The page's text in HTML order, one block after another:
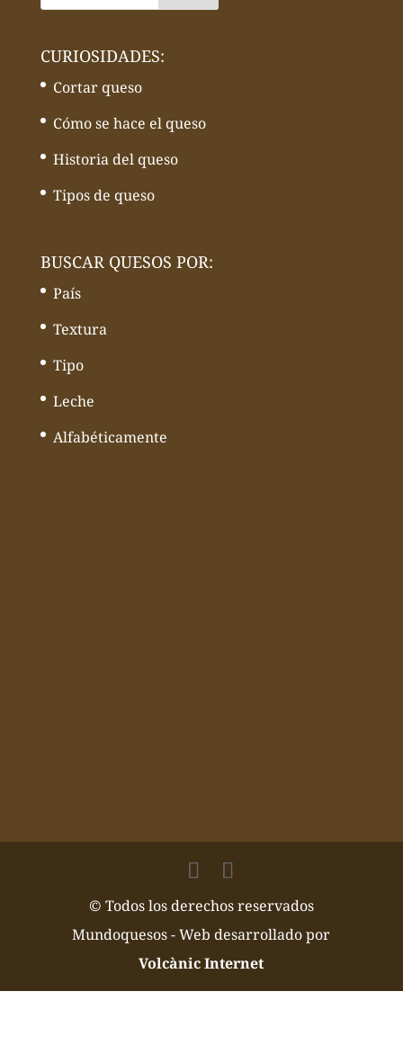
CURIOSIDADES:
Cortar queso
Cómo se hace el queso
Historia del queso
Tipos de queso
BUSCAR QUESOS POR:
País
Textura
Tipo
Leche
Alfabéticamente
© Todos los derechos reservados
Mundoquesos - Web desarrollado por
Volcànic Internet